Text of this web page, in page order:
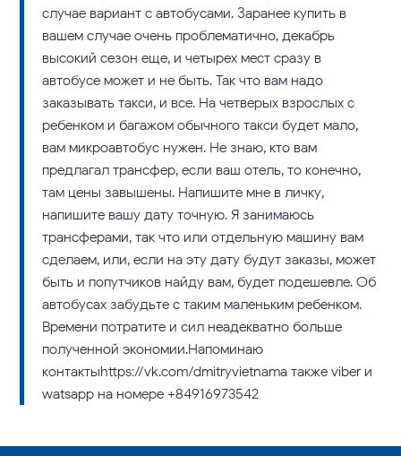
случае вариант с автобусами. Заранее купить в
вашем случае очень проблематично, декабрь –
высокий сезон еще, и четырех мест сразу в
автобусе может и не быть. Так что вам надо
заказывать такси, и все. На четверых взрослых с
ребенком и багажом обычного такси будет мало,
вам микроавтобус нужен. Не знаю, кто вам
предлагал трансфер, если ваш отель, то конечно,
там цены завышены. Напишите мне в личку,
напишите вашу дату точную. Я занимаюсь
трансферами, так что или отдельную машину вам
сделаем, или, если на эту дату будут заказы, может
быть и попутчиков найду вам, будет подешевле. Об
автобусах забудьте с таким маленьким ребенком.
Времени потратите и сил неадекватно больше
полученной экономии.Напоминаю
контактыhttps://vk.com/dmitryvietnamа также viber и
watsapp на номере +84916973542